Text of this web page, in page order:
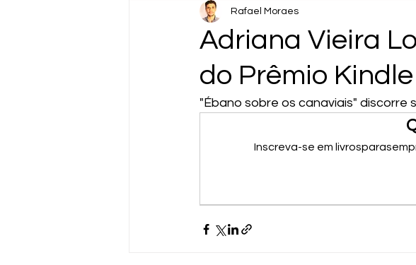
Adriana Vieira
do Prêmio
Rafael Moraes
"Ébano sobre os canaviais" discorre
Inscreva-se em